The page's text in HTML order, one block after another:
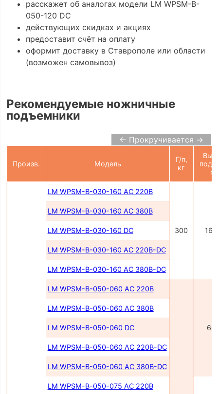
расскажет об аналогах модели LM WPSM-B-
050-120 DC
действующих скидках и акциях
предоставит счёт на оплату
оформит доставку в Ставрополе или области
(возможен самовывоз)
Рекомендуемые ножничные
подъемники
← Прокручивается →
Произв. Модель
Г/п,
кг
LM WPSM-B-030-160 AC 220В
300
LM WPSM-B-030-160 AC 380В
LM WPSM-B-030-160 DC
LM WPSM-B-030-160 AC 220B-DC
LM WPSM-B-030-160 AC 380B-DC
LM WPSM-B-050-060 AC 220B
LM WPSM-B-050-060 AC 380B
LM WPSM-B-050-060 DC
LM WPSM-B-050-060 AC 220В-DC
LM WPSM-B-050-060 AC 380В-DC
LM WPSM-B-050-075 AC 220В